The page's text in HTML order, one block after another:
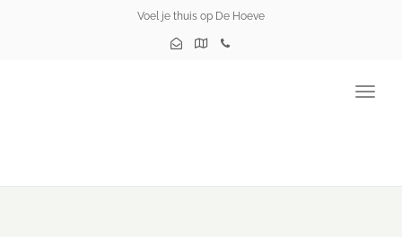
Voel je thuis op De Hoeve